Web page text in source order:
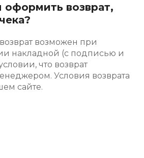
оформить возврат,
возможен при
накладной (с подписью и
что возврат
Условия возврата
сайте.